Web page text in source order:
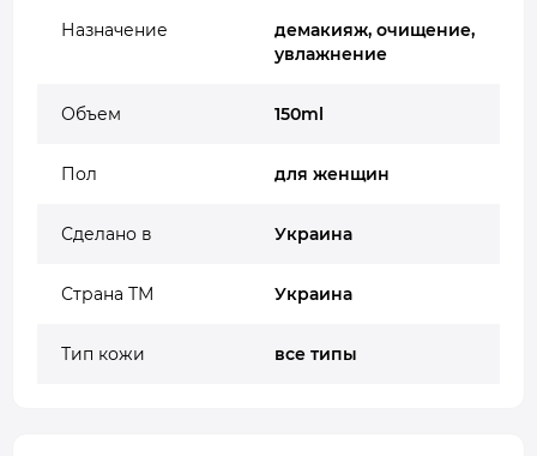
Назначение
демакияж, очищение,
увлажнение
Объем 150ml
Пол для женщин
Сделано в Украина
Страна ТМ Украина
Тип кожи все типы